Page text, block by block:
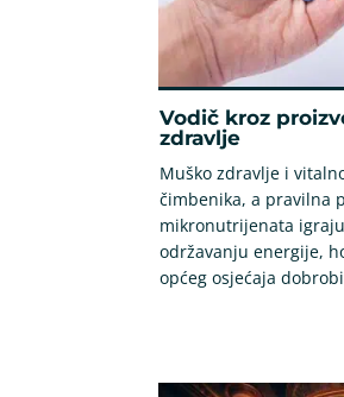
Vodič kroz
zdravlje
Muško zdravlje i
čimbenika, a pravilna
mikronutrijenata
održavanju energije,
općeg osjećaja